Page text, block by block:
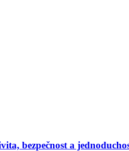
bezpečnost a